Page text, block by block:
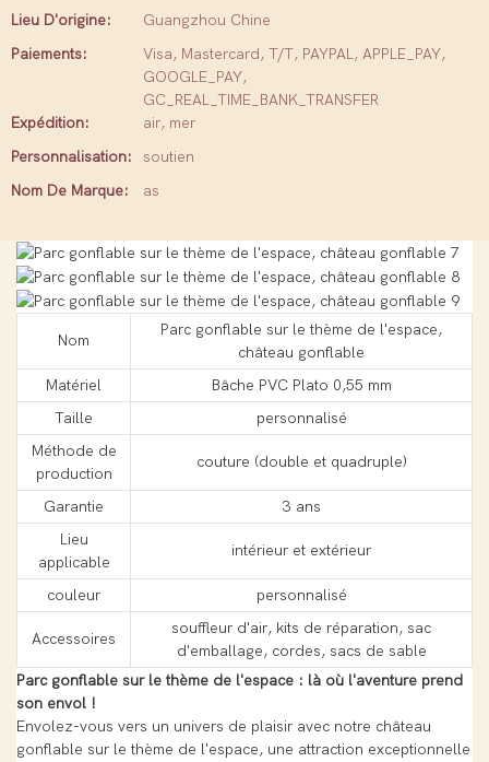
Lieu D'origine:
Guangzhou Chine
Paiements:
Visa, Mastercard, T/T, PAYPAL, APPLE_PAY,
GOOGLE_PAY,
GC_REAL_TIME_BANK_TRANSFER
Expédition:
air, mer
Personnalisation:
soutien
Nom De Marque:
as
Nom
Parc gonflable sur le thème de l'espace,
château gonflable
Matériel
Bâche PVC Plato 0,55 mm
Taille
personnalisé
Méthode de
production
couture (double et quadruple)
Garantie
3 ans
Lieu
applicable
intérieur et extérieur
couleur personnalisé
Accessoires
souffleur d'air, kits de réparation, sac
d'emballage, cordes, sacs de sable
Parc gonflable sur le thème de l'espace : là où l'aventure prend
son envol !
Envolez-vous vers un univers de plaisir avec notre château
gonflable sur le thème de l'espace, une attraction exceptionnelle